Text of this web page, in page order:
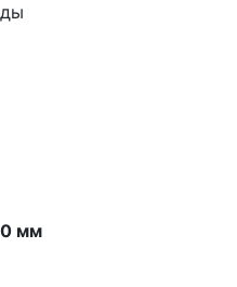
мм